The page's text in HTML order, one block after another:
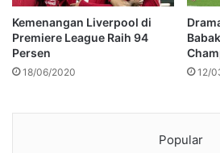
Kemenangan Liverpool di
Premiere League Raih 94
Persen
18/06/2020 12/
Popular